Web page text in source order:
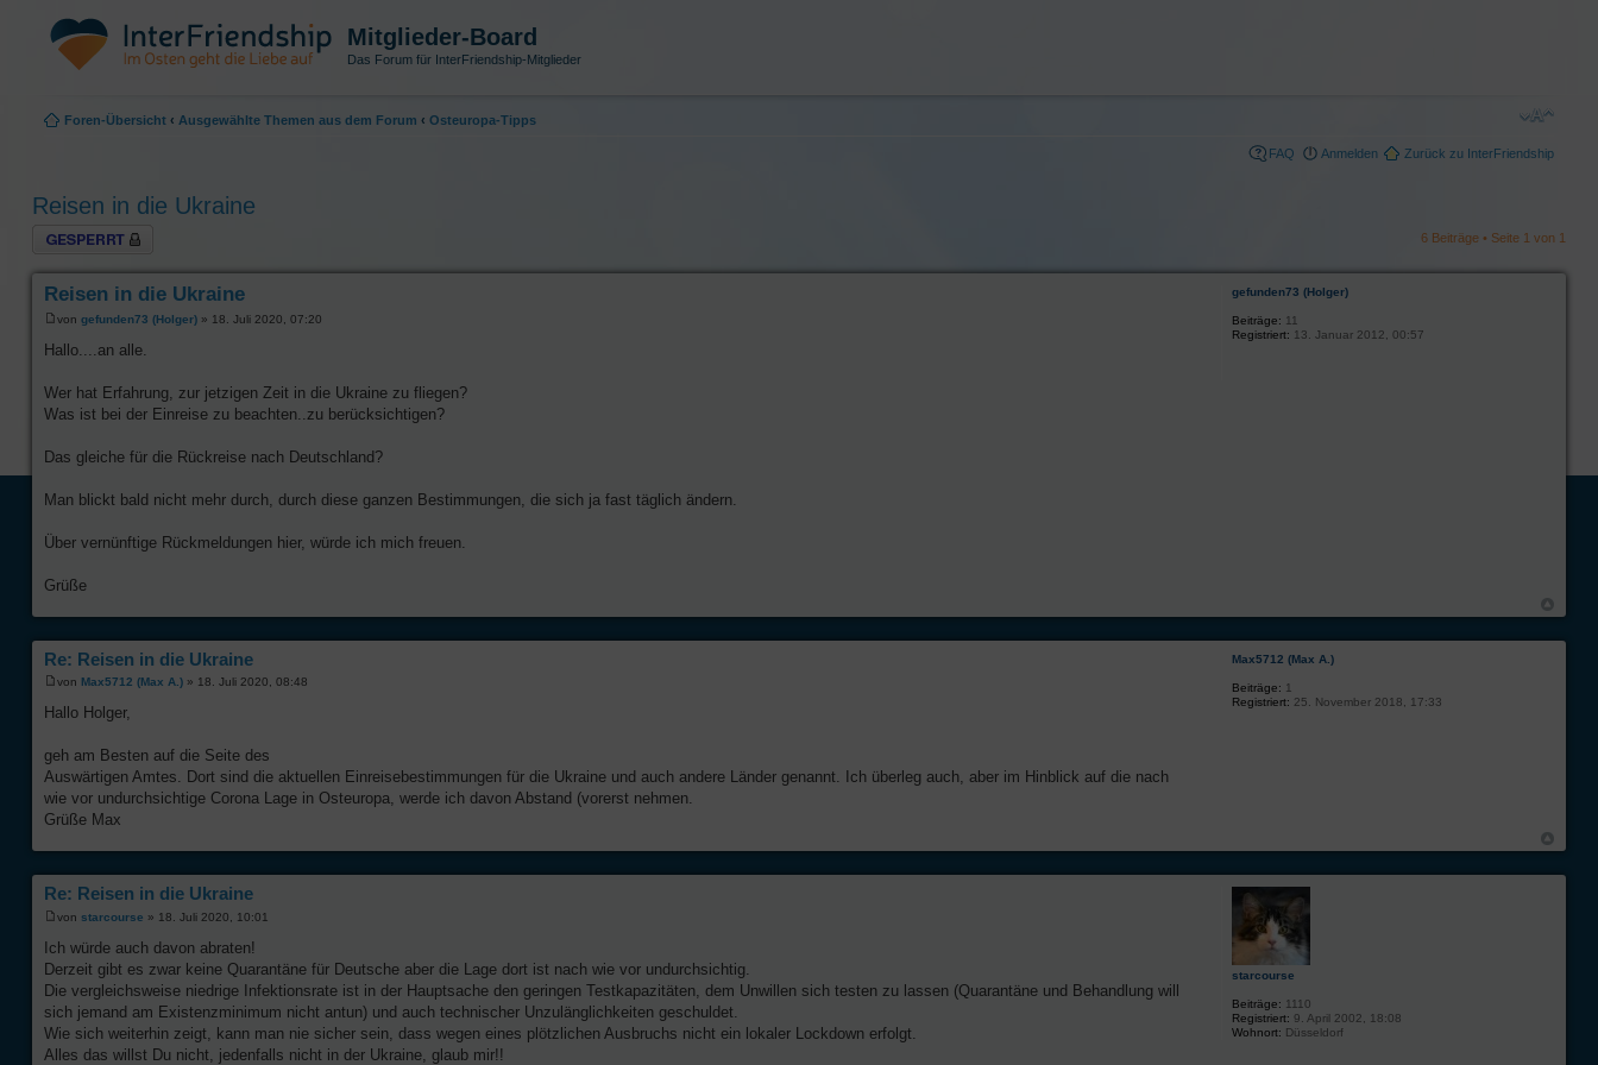
Mitglieder-Board
Das Forum für InterFriendship-Mitglieder
Foren-Übersicht ‹ Ausgewählte Themen aus dem Forum ‹ Osteuropa-Tipps
FAQ Anmelden Zurück zu InterFriendship
Reisen in die Ukraine
Thema gesperrt 6 Beiträge • Seite 1 von 1
Reisen in die Ukraine
von gefunden73 (Holger) » 18. Juli 2020, 07:20
Hallo....an alle.
Wer hat Erfahrung, zur jetzigen Zeit in die Ukraine zu fliegen?
Was ist bei der Einreise zu beachten..zu berücksichtigen?
Das gleiche für die Rückreise nach Deutschland?
Man blickt bald nicht mehr durch, durch diese ganzen Bestimmungen, die sich ja fast täglich ändern.
Über vernünftige Rückmeldungen hier, würde ich mich freuen.
Grüße
gefunden73 (Holger)
Beiträge: 11
Registriert: 13. Januar 2012, 00:57
Re: Reisen in die Ukraine
von Max5712 (Max A.) » 18. Juli 2020, 08:48
Hallo Holger,
geh am Besten auf die Seite des
Auswärtigen Amtes. Dort sind die aktuellen Einreisebestimmungen für die Ukraine und auch andere Länder genannt. Ich überleg auch, aber im Hinblick auf die nach
wie vor undurchsichtige Corona Lage in Osteuropa, werde ich davon Abstand (vorerst nehmen.
Grüße Max
Max5712 (Max A.)
Beiträge: 1
Registriert: 25. November 2018, 17:33
Re: Reisen in die Ukraine
von starcourse » 18. Juli 2020, 10:01
Ich würde auch davon abraten!
Derzeit gibt es zwar keine Quarantäne für Deutsche aber die Lage dort ist nach wie vor undurchsichtig.
Die vergleichsweise niedrige Infektionsrate ist in der Hauptsache den geringen Testkapazitäten, dem Unwillen sich testen zu lassen (Quarantäne und Behandlung will
sich jemand am Existenzminimum nicht antun) und auch technischer Unzulänglichkeiten geschuldet.
Wie sich weiterhin zeigt, kann man nie sicher sein, dass wegen eines plötzlichen Ausbruchs nicht ein lokaler Lockdown erfolgt.
Alles das willst Du nicht, jedenfalls nicht in der Ukraine, glaub mir!!
starcourse
Beiträge: 1110
Registriert: 9. April 2002, 18:08
Wohnort: Düsseldorf